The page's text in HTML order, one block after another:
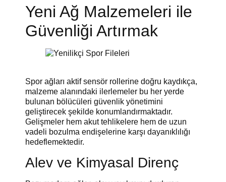
Yeni Ağ Malzemeleri ile
Güvenliği Artırmak
Spor ağları aktif sensör rollerine doğru kaydıkça,
malzeme alanındaki ilerlemeler bu her yerde
bulunan bölücüleri güvenlik yönetimini
geliştirecek şekilde konumlandırmaktadır.
Gelişmeler hem akut tehlikelere hem de uzun
vadeli bozulma endişelerine karşı dayanıklılığı
hedeflemektedir.
Alev ve Kimyasal Direnç